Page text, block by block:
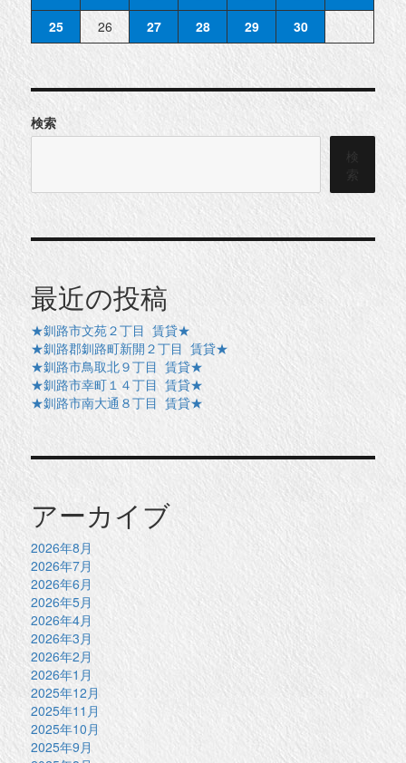
25
26 27 28 29 30
検索
検
索
最近の投稿
★釧路市文苑２丁目 賃貸★
★釧路郡釧路町新開２丁目 賃貸★
★釧路市鳥取北９丁目 賃貸★
★釧路市幸町１４丁目 賃貸★
★釧路市南大通８丁目 賃貸★
アーカイブ
2026年8月
2026年7月
2026年6月
2026年5月
2026年4月
2026年3月
2026年2月
2026年1月
2025年12月
2025年11月
2025年10月
2025年9月